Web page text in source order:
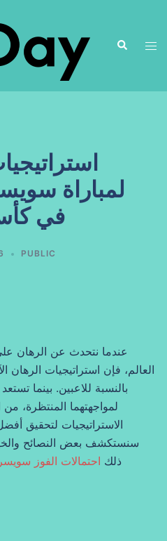
Suche
لمباراة
في كأس
PUBLIC
عندما نتحدث عن الرهان
العالم، فإن استراتيجيات الرهان
بالنسبة للاعبين. بينما
لمواجهتهما المنتظرة،
الاستراتيجيات لتحقيق
سنستكشف بعض النصائح
ذلك احتمالات الفوز